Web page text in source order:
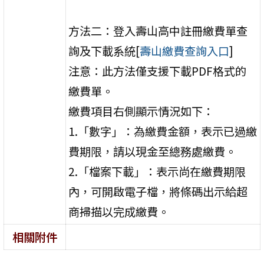
方法二：登入壽山高中註冊繳費單查
詢及下載系統[壽山繳費查詢入口]
注意：此方法僅支援下載PDF格式的
繳費單。
繳費項目右側顯示情況如下：
1.「數字」：為繳費金額，表示已過繳
費期限，請以現金至總務處繳費。
2.「檔案下載」：表示尚在繳費期限
內，可開啟電子檔，將條碼出示給超
商掃描以完成繳費。
相關附件